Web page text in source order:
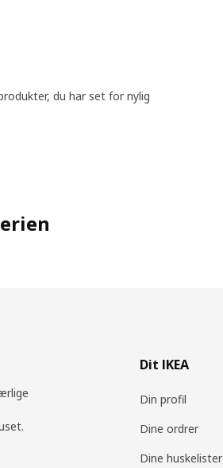
du har set for nylig
Dit IKEA
Din profil
Dine ordrer
Dine huskelister